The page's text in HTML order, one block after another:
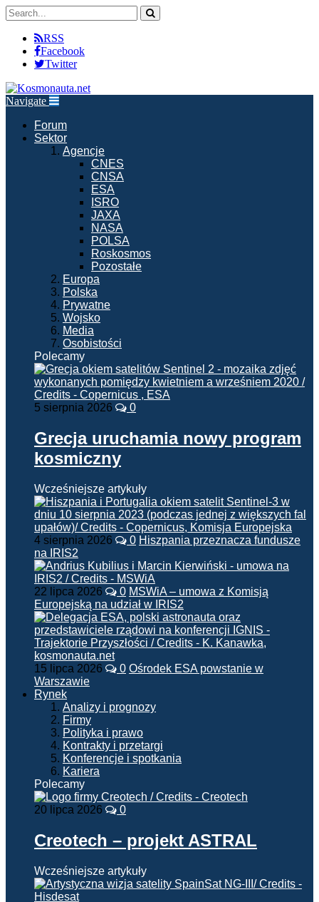
RSS
Facebook
Twitter
Navigate
Forum
Sektor
Agencje
CNES
CNSA
ESA
ISRO
JAXA
NASA
POLSA
Roskosmos
Pozostałe
Europa
Polska
Prywatne
Wojsko
Media
Osobistości
Polecamy
5 sierpnia 2026 0
Grecja uruchamia nowy program
kosmiczny
Wcześniejsze artykuły
4 sierpnia 2026 0 Hiszpania przeznacza fundusze
na IRIS2
22 lipca 2026 0 MSWiA – umowa z Komisją
Europejską na udział w IRIS2
15 lipca 2026 0 Ośrodek ESA powstanie w
Warszawie
Rynek
Analizy i prognozy
Firmy
Polityka i prawo
Kontrakty i przetargi
Konferencje i spotkania
Kariera
Polecamy
20 lipca 2026 0
Creotech – projekt ASTRAL
Wcześniejsze artykuły